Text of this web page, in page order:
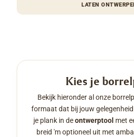
LATEN
Kies je
Bekijk hieronder al onze
formaat dat bij jouw
je plank in deontwerptool met
breid 'm optioneel uit met